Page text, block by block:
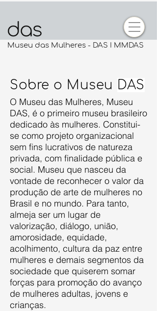
Museu das Mulheres - DAS I MMDAS
Sobre o Museu DAS
O Museu das Mulheres, Museu
DAS, é o primeiro museu brasileiro
dedicado às mulheres. Constitui-
se como projeto organizacional
sem fins lucrativos de natureza
privada, com finalidade pública e
social. Museu que nasceu da
vontade de reconhecer o valor da
produção de arte de mulheres no
Brasil e no mundo. Para tanto,
almeja ser um lugar de
valorização, diálogo, união,
amorosidade, equidade,
acolhimento, cultura da paz entre
mulheres e demais segmentos da
sociedade que quiserem somar
forças para promoção do avanço
de mulheres adultas, jovens e
crianças.